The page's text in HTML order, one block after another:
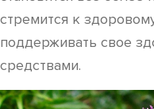
стремится к
поддерживать свое
средствами.